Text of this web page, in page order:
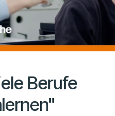
Berufe